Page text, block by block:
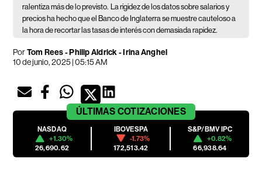
ralentiza más de lo previsto.
La rigidez de los datos sobre salarios y
precios ha hecho que el Banco de Inglaterra se muestre cauteloso a
la hora de recortar las tasas de interés con demasiada rapidez.
PorTom Rees - Philip Aldrick - Irina Anghel
10 de junio, 2025 | 05:15 AM
ÚLTIMAS COTIZACIONES
NASDAQ
+1.30%
26,690.62
IBOVESPA
-1.73%
172,513.42
S&P/BMV IPC
+0.82%
66,938.64